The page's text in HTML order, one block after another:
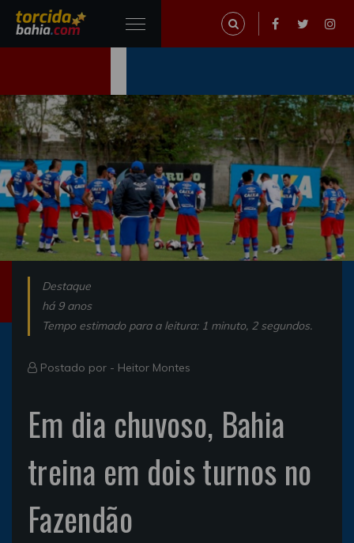
Destaque
há 9 anos
Tempo estimado para a leitura: 1 minuto, 2 segundos.
Postado por - Heitor Montes
Em dia chuvoso, Bahia
treina em dois turnos no
Fazendão